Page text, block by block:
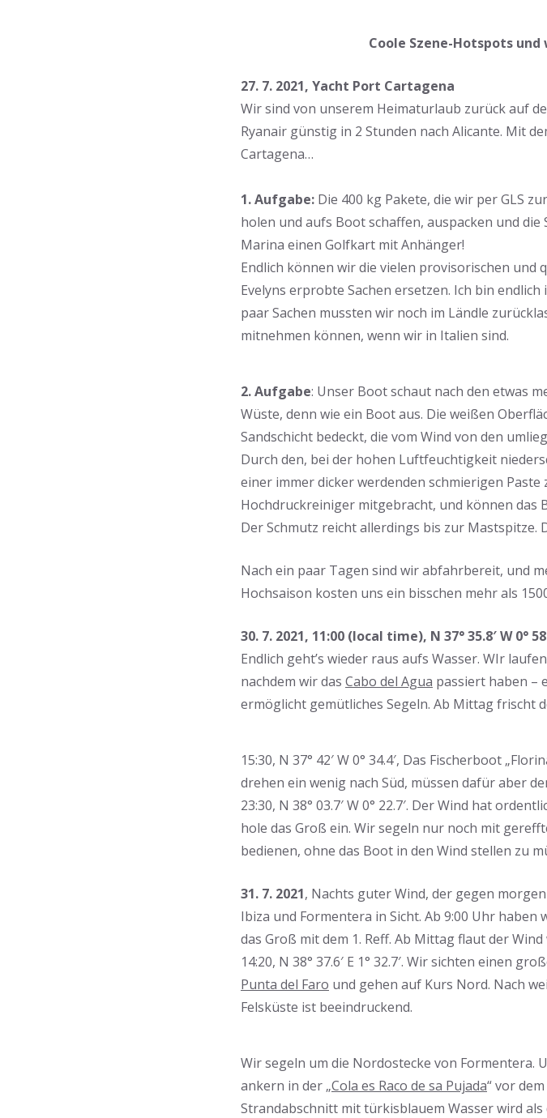
Coole Szene-Hotspots
27. 7. 2021, Yacht Port Cartagena
Wir sind von unserem Heimaturlaub zurück auf
Ryanair günstig in 2 Stunden nach Alicante. Mit
Cartagena…
1. Aufgabe: Die 400 kg Pakete, die wir per GLS
holen und aufs Boot schaffen, auspacken und
Marina einen Golfkart mit Anhänger!
Endlich können wir die vielen provisorischen
Evelyns erprobte Sachen ersetzen. Ich bin
paar Sachen mussten wir noch im Ländle
mitnehmen können, wenn wir in Italien sind.
2. Aufgabe: Unser Boot schaut nach den etwas
Wüste, denn wie ein Boot aus. Die weißen
Sandschicht bedeckt, die vom Wind von den
Durch den, bei der hohen Luftfeuchtigkeit
einer immer dicker werdenden schmierigen
Hochdruckreiniger mitgebracht, und können das
Der Schmutz reicht allerdings bis zur
Nach ein paar Tagen sind wir abfahrbereit, und
Hochsaison kosten uns ein bisschen mehr als
30. 7. 2021, 11:00 (local time), N 37° 35.8′ W 0°
Endlich geht’s wieder raus aufs Wasser. WIr
nachdem wir das Cabo del Agua passiert haben –
ermöglicht gemütliches Segeln. Ab Mittag frischt
15:30, N 37° 42′ W 0° 34.4′, Das Fischerboot
drehen ein wenig nach Süd, müssen dafür aber
23:30, N 38° 03.7′ W 0° 22.7′. Der Wind hat
hole das Groß ein. Wir segeln nur noch mit
bedienen, ohne das Boot in den Wind stellen zu
31. 7. 2021, Nachts guter Wind, der gegen
Ibiza und Formentera in Sicht. Ab 9:00 Uhr
das Groß mit dem 1. Reff. Ab Mittag flaut der Wind
14:20, N 38° 37.6′ E 1° 32.7′. Wir sichten einen
Punta del Faro und gehen auf Kurs Nord. Nach
Felsküste ist beeindruckend.
Wir segeln um die Nordostecke von Formentera.
ankern in der „Cola es Raco de sa Pujada“ vor dem
Strandabschnitt mit türkisblauem Wasser wird